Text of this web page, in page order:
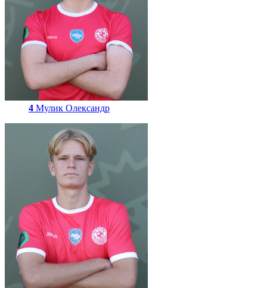
4 Мулик Олександр